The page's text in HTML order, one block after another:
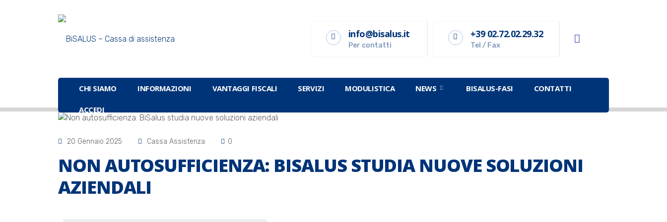
info@bisalus.it
Per contatti
+39 02.72.02.29.32
Tel / Fax
CHI SIAMO INFORMAZIONI VANTAGGI FISCALI SERVIZI MODULISTICA NEWS BISALUS-FASI CONTATTI
ACCEDI
20 Gennaio 2025 Cassa Assistenza 0
NON AUTOSUFFICIENZA: BISALUS STUDIA NUOVE SOLUZIONI
AZIENDALI